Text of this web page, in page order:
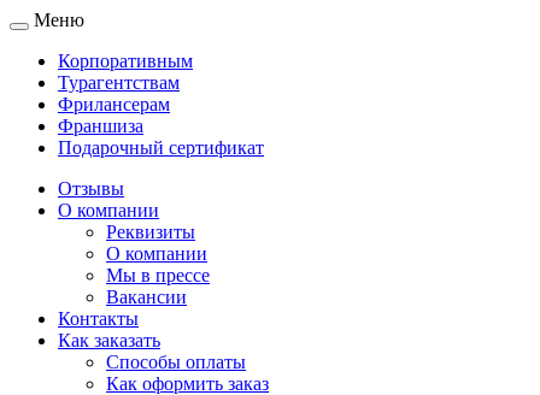
Toggle
navigation
Меню
Корпоративным
Турагентствам
Фрилансерам
Франшиза
Подарочный сертификат
Отзывы
О компании
Реквизиты
О компании
Мы в прессе
Вакансии
Контакты
Как заказать
Способы оплаты
Как оформить заказ